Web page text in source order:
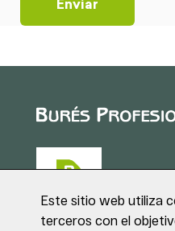
Este sitio web utiliza
terceros con el